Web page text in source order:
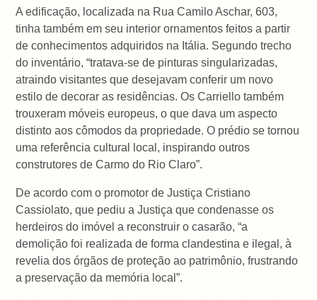
A edificação, localizada na Rua Camilo Aschar, 603,
tinha também em seu interior ornamentos feitos a partir
de conhecimentos adquiridos na Itália. Segundo trecho
do inventário, “tratava-se de pinturas singularizadas,
atraindo visitantes que desejavam conferir um novo
estilo de decorar as residências. Os Carriello também
trouxeram móveis europeus, o que dava um aspecto
distinto aos cômodos da propriedade. O prédio se tornou
uma referência cultural local, inspirando outros
construtores de Carmo do Rio Claro”.
De acordo com o promotor de Justiça Cristiano
Cassiolato, que pediu a Justiça que condenasse os
herdeiros do imóvel a reconstruir o casarão, “a
demolição foi realizada de forma clandestina e ilegal, à
revelia dos órgãos de proteção ao patrimônio, frustrando
a preservação da memória local”.